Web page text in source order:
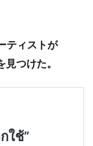
ティストが
つけた。